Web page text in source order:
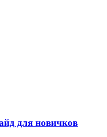
для новичков